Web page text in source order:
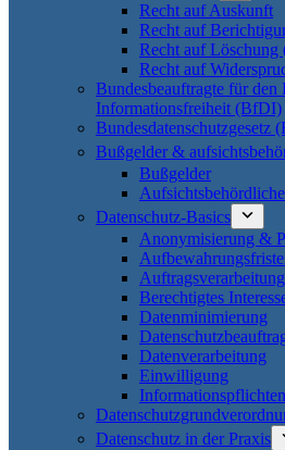
Recht auf Auskunft
Recht auf
Recht auf Löschung
Recht auf
Bundesbeauftragte für den
Informationsfreiheit (BfDI)
Bundesdatenschutzgesetz
Bußgelder &
Bußgelder
Datenschutz-Basics
Anonymisierung &
Auftragsverarbeitung
Berechtigtes
Datenminimierung
Datenverarbeitung
Einwilligung
Informationspflichten
Datenschutz in der Praxis